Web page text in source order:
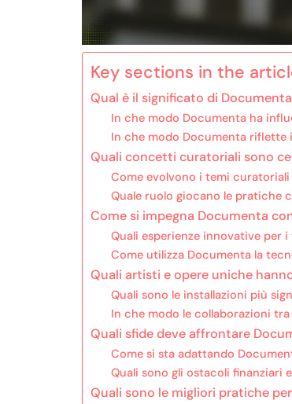
Key sections in the
Qual è il significato di
In che modo Documenta ha
In che modo Documenta
Quali concetti curatoriali sono
Come evolvono i temi
Quale ruolo giocano le pratiche
Come si impegna Documenta
Quali esperienze innovative per
Come utilizza Documenta la
Quali artisti e opere uniche
Quali sono le installazioni più
In che modo le collaborazioni
Quali sfide deve affrontare
Come si sta adattando
Quali sono gli ostacoli finanziari
Quali sono le migliori pratiche